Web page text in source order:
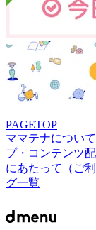
PAGETOP
ママテナについて
プ・コンテンツ
にあたって（ご
グ一覧